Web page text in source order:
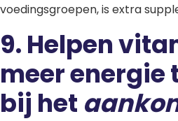
voedingsgroepen, is extra
9. Helpen
meer energie
bij het